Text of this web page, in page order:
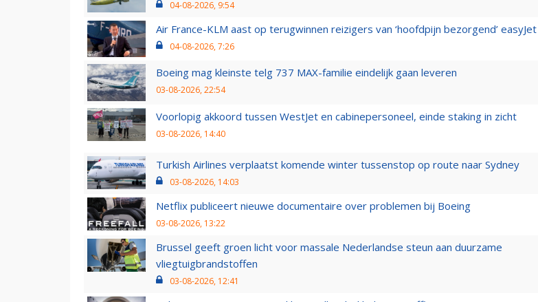
04-08-2026, 9:54
Air France-KLM aast op terugwinnen reizigers van ‘hoofdpijn bezorgend’ easyJet
04-08-2026, 7:26
Boeing mag kleinste telg 737 MAX-familie eindelijk gaan leveren
03-08-2026, 22:54
Voorlopig akkoord tussen WestJet en cabinepersoneel, einde staking in zicht
03-08-2026, 14:40
Turkish Airlines verplaatst komende winter tussenstop op route naar Sydney
03-08-2026, 14:03
Netflix publiceert nieuwe documentaire over problemen bij Boeing
03-08-2026, 13:22
Brussel geeft groen licht voor massale Nederlandse steun aan duurzame
vliegtuigbrandstoffen
03-08-2026, 12:41